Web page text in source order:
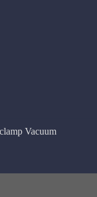
Vacuum